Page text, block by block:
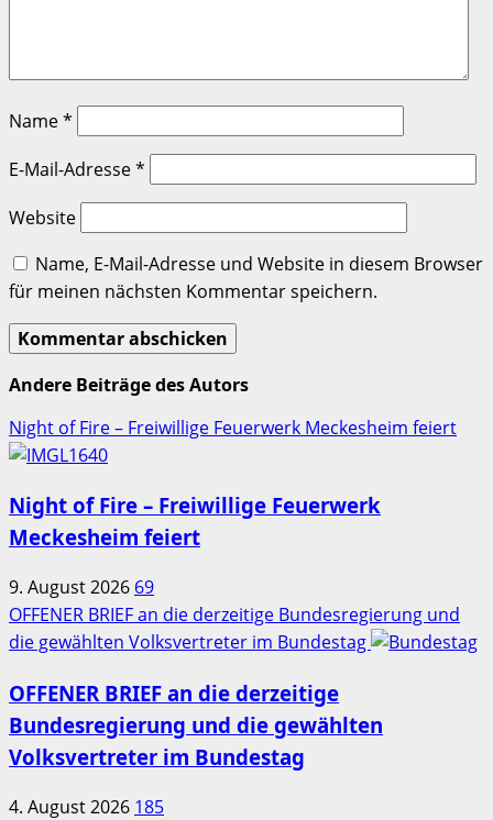
Name*
E-Mail-Adresse*
Website
Name, E-Mail-Adresse und Website in diesem Browser
für meinen nächsten Kommentar speichern.
Andere Beiträge des Autors
Night of Fire – Freiwillige Feuerwerk Meckesheim feiert
Night of Fire – Freiwillige Feuerwerk
Meckesheim feiert
9. August 2026 69
OFFENER BRIEF an die derzeitige Bundesregierung und
die gewählten Volksvertreter im Bundestag
OFFENER BRIEF an die derzeitige
Bundesregierung und die gewählten
Volksvertreter im Bundestag
4. August 2026 185